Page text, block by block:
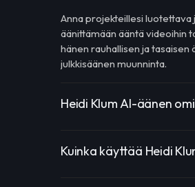
Anna projekteillesi luotettava
äänittämään ääntä videoihin
hänen rauhallisen ja tasaisen
julkkisäänen muunninta.
Heidi Klum AI-äänen
Kuinka käyttää Heidi